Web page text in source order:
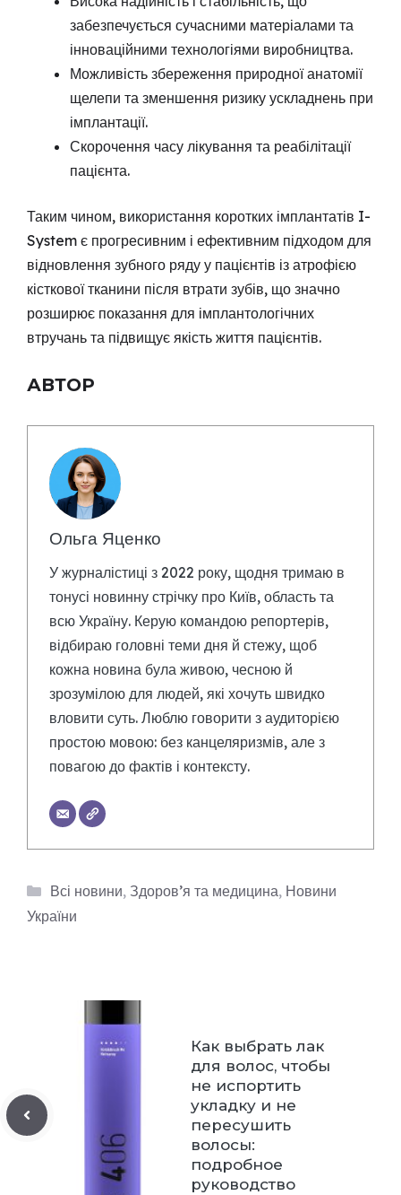
забезпечується сучасними матеріалами та
інноваційними технологіями виробництва.
Можливість збереження природної анатомії
щелепи та зменшення ризику ускладнень при
імплантації.
Скорочення часу лікування та реабілітації
пацієнта.
Таким чином, використання коротких імплантатів I-
System є прогресивним і ефективним підходом для
відновлення зубного ряду у пацієнтів із атрофією
кісткової тканини після втрати зубів, що значно
розширює показання для імплантологічних
втручань та підвищує якість життя пацієнтів.
АВТОР
Ольга Яценко
У журналістиці з 2022 року, щодня тримаю в
тонусі новинну стрічку про Київ, область та
всю Україну. Керую командою репортерів,
відбираю головні теми дня й стежу, щоб
кожна новина була живою, чесною й
зрозумілою для людей, які хочуть швидко
вловити суть. Люблю говорити з аудиторією
простою мовою: без канцеляризмів, але з
повагою до фактів і контексту.
Категорії
Всі новини, Здоров’я та медицина, Новини
України
Как выбрать лак
для волос, чтобы
не испортить
укладку и не
пересушить
волосы:
подробное
руководство